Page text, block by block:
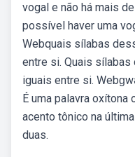
vogal e não há mais
possível haver uma
Webquais sílabas
entre si. Quais
iguais entre si.
É uma palavra oxítona
acento tônico na
duas.